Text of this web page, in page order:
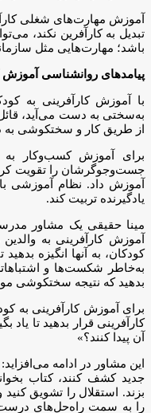
آموزش مهارت‌های شغلی
تبدیل به کارآفرین نکند،
باشد؛ مهارت‌هایی مثل
پیامدهای روانشناسی آموزش
با آموزش کارآفرینی به
به‌سختی به دست می‌آید،
از طریق کار و سختکوشی
برای آموزش کسب‌وکار به
جست‌وجوگرشان را تقویت کرد
آموزش داد. نظام آموزشی
یادگیرنده تربیت کند.
مینا حقیقی یک مشاور
آموزش کارآفرینی به
کودکان، به آنها انگیزه
به‌خاطر شکست‌ها و
بدهید که نتیجه سختکوشی
برای آموزش کارآفرینی به
کارآفرینی قرار بدهید تا یاد
آن پیدا کنند؟»
این مشاور در ادامه
جدید کشف کنند، کتاب
بزند. استقلال را تشویق
را به سمت راه‌حل‌های درست